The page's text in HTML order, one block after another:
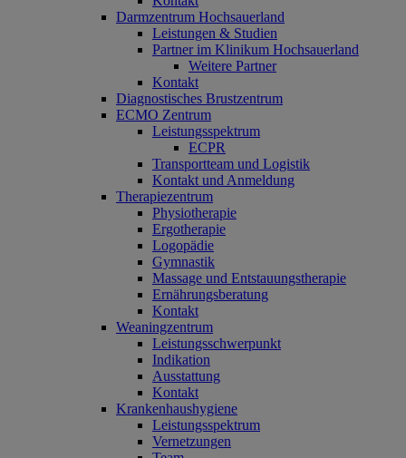
Darmzentrum Hochsauerland
Leistungen & Studien
Partner im Klinikum Hochsauerland
Weitere Partner
Kontakt
Diagnostisches Brustzentrum
ECMO Zentrum
Leistungsspektrum
ECPR
Transportteam und Logistik
Kontakt und Anmeldung
Therapiezentrum
Physiotherapie
Ergotherapie
Logopädie
Gymnastik
Massage und Entstauungstherapie
Ernährungsberatung
Kontakt
Weaningzentrum
Leistungsschwerpunkt
Indikation
Ausstattung
Kontakt
Krankenhaushygiene
Leistungsspektrum
Vernetzungen